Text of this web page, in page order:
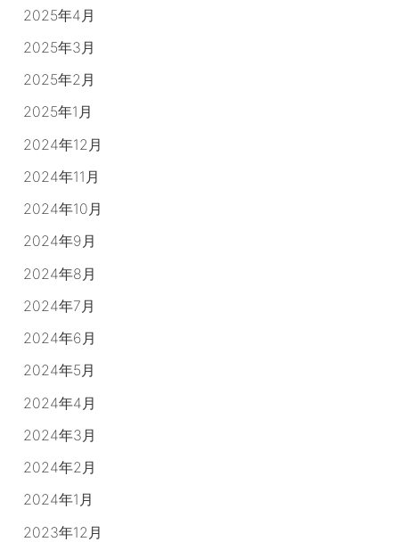
2025年4月
2025年3月
2025年2月
2025年1月
2024年12月
2024年11月
2024年10月
2024年9月
2024年8月
2024年7月
2024年6月
2024年5月
2024年4月
2024年3月
2024年2月
2024年1月
2023年12月